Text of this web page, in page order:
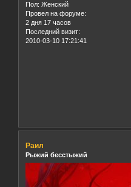
Пол: Женский
Провел на форуме:
2 дня 17 часов
Последний визит:
2010-03-10 17:21:41
Раил
Рыжий бесстыжий